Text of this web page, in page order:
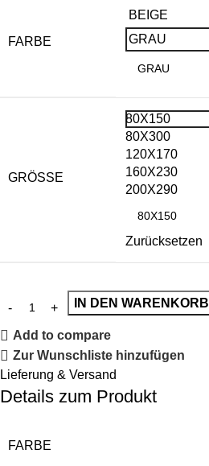
FARBE
BEIGE
GRAU
GRÖSSE
80X150
80X300
120X170
160X230
200X290
Zurücksetzen
IN DEN WARENKORB
Add to compare
Zur Wunschliste hinzufügen
Lieferung & Versand
Details zum Produkt
FARBE